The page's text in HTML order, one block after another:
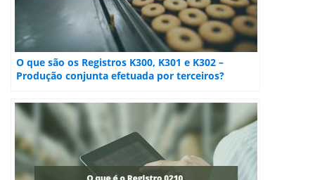
O que são os Registros K300, K301 e K302 –
Produção conjunta efetuada por terceiros?